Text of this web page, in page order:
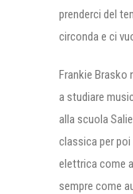
prenderci del
circonda e ci
Frankie Brasko
a studiare
alla scuola
classica per
elettrica come
sempre come